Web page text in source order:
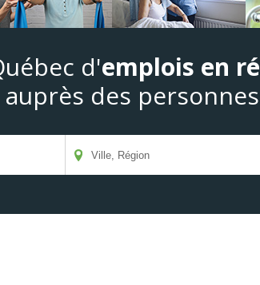
d'emplois en
auprès des